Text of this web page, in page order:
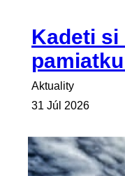
Kadeti
Aktuality
31 Júl 2026